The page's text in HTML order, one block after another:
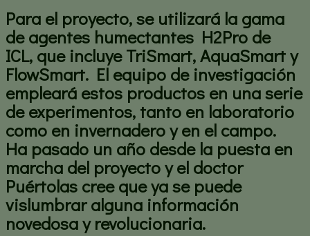
Para el proyecto, se utilizará la gama
de agentes humectantes H2Pro de
ICL, que incluye TriSmart, AquaSmart y
FlowSmart. El equipo de investigación
empleará estos productos en una serie
de experimentos, tanto en laboratorio
como en invernadero y en el campo.
Ha pasado un año desde la puesta en
marcha del proyecto y el doctor
Puértolas cree que ya se puede
vislumbrar alguna información
novedosa y revolucionaria.